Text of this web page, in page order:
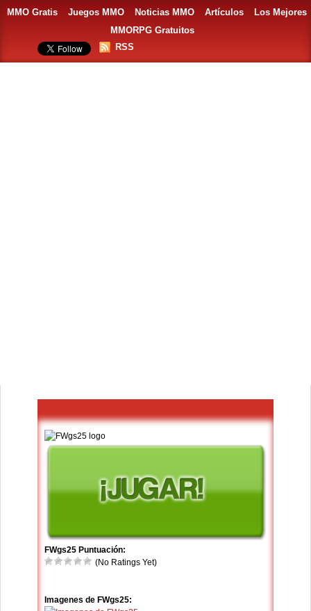
MMO Gratis Juegos MMO Noticias MMO Artículos
Los Mejores
MMORPG Gratuitos
RSS
FWgs25 Puntuación:
(No Ratings Yet)
Imagenes de FWgs25: